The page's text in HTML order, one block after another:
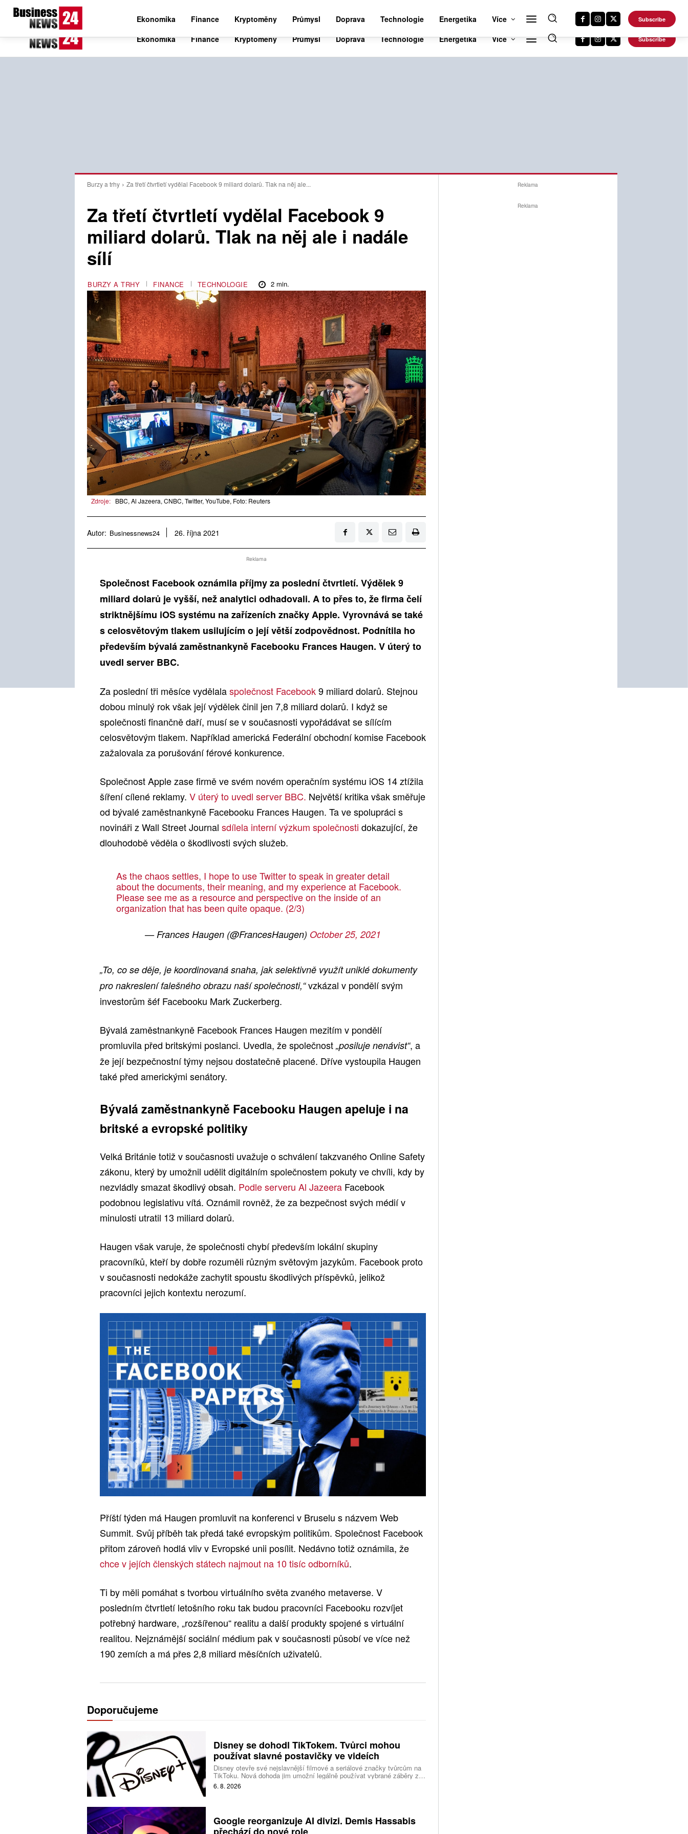
29.3 Czech
Čtvrtek 6. srpna 2026 DALŠÍ WEBY
Ekonomika Finance Kryptoměny Průmysl Doprava Technologie Energetika Více Subscribe
Burzy a trhy Za třetí čtvrtletí vydělal Facebook 9 miliard dolarů. Tlak na něj ale...
Za třetí čtvrtletí vydělal Facebook 9
miliard dolarů. Tlak na něj ale i nadále
sílí
BURZY A TRHY FINANCE TECHNOLOGIE 2 min.
Zdroje: BBC, Al Jazeera, CNBC, Twitter, YouTube, Foto: Reuters
Autor: Businessnews24 26. října 2021
Reklama
Společnost Facebook oznámila příjmy za poslední čtvrtletí. Výdělek 9
miliard dolarů je vyšší, než analytici odhadovali. A to přes to, že firma čelí
striktnějšímu iOS systému na zařízeních značky Apple. Vyrovnává se také
s celosvětovým tlakem usilujícím o její větší zodpovědnost. Podnítila ho
především bývalá zaměstnankyně Facebooku Frances Haugen. V úterý to
uvedl server BBC.
Za poslední tři měsíce vydělalaspolečnost Facebook9 miliard dolarů. Stejnou
dobou minulý rok však její výdělek činil jen 7,8 miliard dolarů. I když se
společnosti finančně daří, musí se v současnosti vypořádávat se sílícím
celosvětovým tlakem. Například americká Federální obchodní komise Facebook
zažalovala za porušování férové konkurence.
Společnost Apple zase firmě ve svém novém operačním systému iOS 14 ztížila
šíření cílené reklamy. V úterý to uvedl server BBC. Největší kritika však směřuje
od bývalé zaměstnankyně Facebooku Frances Haugen. Ta ve spolupráci s
novináři z Wall Street Journal sdílela interní výzkum společnosti dokazující, že
dlouhodobě věděla o škodlivosti svých služeb.
As the chaos settles, I hope to use Twitter to speak in greater detail
about the documents, their meaning, and my experience at Facebook.
Please see me as a resource and perspective on the inside of an
organization that has been quite opaque. (2/3)
— Frances Haugen (@FrancesHaugen) October 25, 2021
„To, co se děje, je koordinovaná snaha, jak selektivně využít uniklé dokumenty
pro nakreslení falešného obrazu naší společnosti,“vzkázal v pondělí svým
investorům šéf Facebooku Mark Zuckerberg.
Bývalá zaměstnankyně Facebook Frances Haugen mezitím v pondělí
promluvila před britskými poslanci. Uvedla, že společnost „posiluje nenávist“, a
že její bezpečnostní týmy nejsou dostatečně placené. Dříve vystoupila Haugen
také před americkými senátory.
Bývalá zaměstnankyně Facebooku Haugen apeluje i na
britské a evropské politiky
Velká Británie totiž v současnosti uvažuje o schválení takzvaného Online Safety
zákonu, který by umožnil udělit digitálním společnostem pokuty ve chvíli, kdy by
nezvládly smazat škodlivý obsah. Podle serveru Al Jazeera Facebook
podobnou legislativu vítá. Oznámil rovněž, že za bezpečnost svých médií v
minulosti utratil 13 miliard dolarů.
Haugen však varuje, že společnosti chybí především lokální skupiny
pracovníků, kteří by dobře rozuměli různým světovým jazykům. Facebook proto
v současnosti nedokáže zachytit spoustu škodlivých příspěvků, jelikož
pracovníci jejich kontextu nerozumí.
Příští týden má Haugen promluvit na konferenci v Bruselu s názvem Web
Summit. Svůj příběh tak předá také evropským politikům. Společnost Facebook
přitom zároveň hodlá vliv v Evropské unii posílit. Nedávno totiž oznámila, že
chce v jejích členských státech najmout na 10 tisíc odborníků.
Ti by měli pomáhat s tvorbou virtuálního světa zvaného metaverse. V
posledním čtvrtletí letošního roku tak budou pracovníci Facebooku rozvíjet
potřebný hardware, „rozšířenou“ realitu a další produkty spojené s virtuální
realitou. Nejznámější sociální médium pak v současnosti působí ve více než
190 zemích a má přes 2,8 miliard měsíčních uživatelů.
Doporučujeme
Disney se dohodl TikTokem. Tvůrci mohou
používat slavné postavičky ve videích
Disney otevře své nejslavnější filmové a seriálové značky tvůrcům na
TikToku. Nová dohoda jim umožní legálně používat vybrané záběry z
produkce studia a sdílet vlastní videa také na platformě Disney Verts.
6. 8. 2026
Google reorganizuje AI divizi. Demis Hassabis
přechází do nové role
Reklama
Reklama